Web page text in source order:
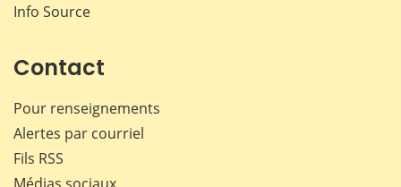
Info Source
Contact
Pour renseignements
Alertes par courriel
Fils RSS